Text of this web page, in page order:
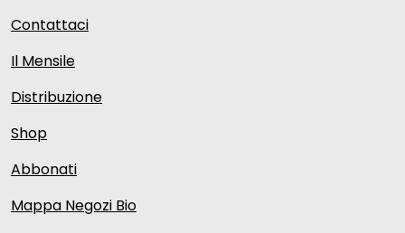
Contattaci
Il Mensile
Distribuzione
Shop
Abbonati
Mappa Negozi Bio